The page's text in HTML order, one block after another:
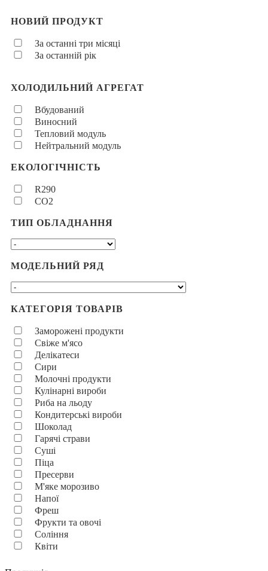
НОВИЙ ПРОДУКТ
За останні три місяці
За останній рік
ХОЛОДИЛЬНИЙ АГРЕГАТ
Вбудований
Виносний
Тепловий модуль
Нейтральний модуль
ЕКОЛОГІЧНІСТЬ
R290
CO2
ТИП ОБЛАДНАННЯ
МОДЕЛЬНИЙ РЯД
КАТЕГОРІЯ ТОВАРІВ
Заморожені продукти
Свіже м'ясо
Делікатеси
Сири
Молочні продукти
Кулінарні вироби
Риба на льоду
Кондитерські вироби
Шоколад
Гарячі страви
Суші
Піца
Пресерви
М'яке морозиво
Напої
Фреш
Фрукти та овочі
Соління
Квіти